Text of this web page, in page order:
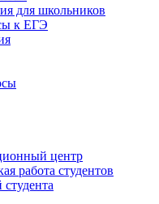
для школьников
к ЕГЭ
центр
работа студентов